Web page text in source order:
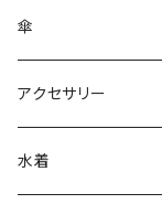
傘
アクセサリー
水着